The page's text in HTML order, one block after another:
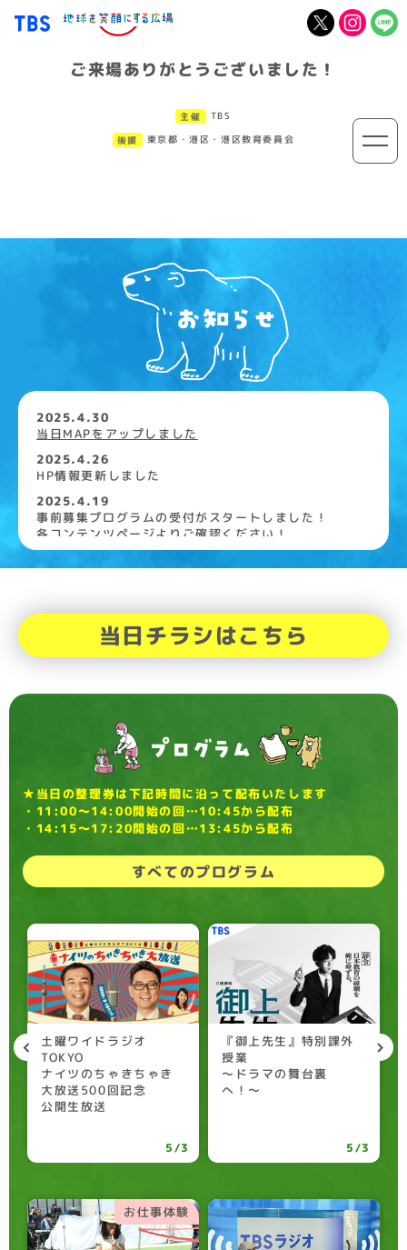
ご来場ありがとうございました！
主催
TBS
後援
東京都・港区・港区教育委員会
2025.4.30
当日MAPをアップしました
2025.4.26
HP情報更新しました
2025.4.19
事前募集プログラムの受付がスタートしました！
各コンテンツページよりご確認ください！
当日チラシはこちら
★当日の整理券は下記時間に沿って配布いたします
・11:00〜14:00開始の回…10:45から配布
・14:15〜17:20開始の回…13:45から配布
すべてのプログラム
土曜ワイドラジオ
TOKYO
ナイツのちゃきちゃき
大放送500回記念
公開生放送
5/3
『御上先生』特別課外
授業
〜ドラマの舞台裏
へ！〜
5/3
お仕事体験